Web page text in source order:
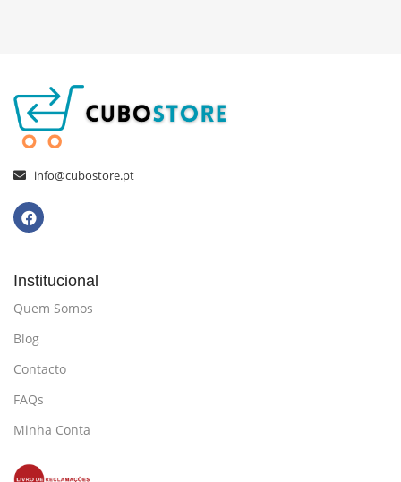
info@cubostore.pt
Institucional
Quem Somos
Blog
Contacto
FAQs
Minha Conta